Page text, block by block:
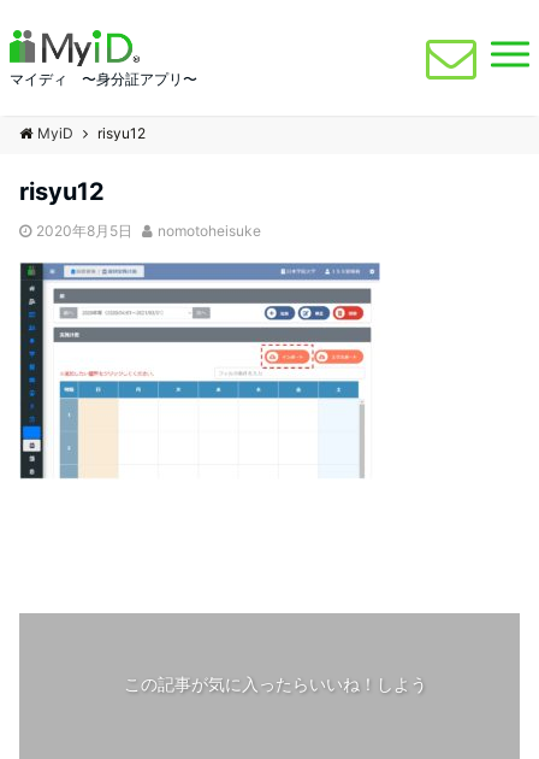
マイディ 〜身分証アプリ〜
MyiD risyu12
risyu12
2020年8月5日 nomotoheisuke
この記事が気に入ったらいいね！しよう